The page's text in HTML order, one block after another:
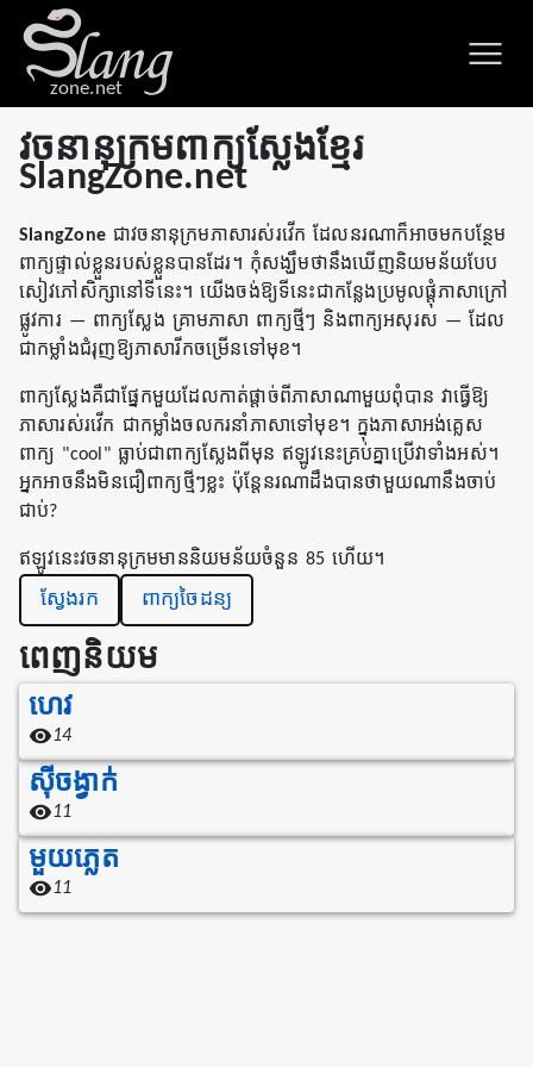
zone.net
វចនានុក្រមពាក្យស្លែងខ្មែរ
SlangZone.net
SlangZone ជាវចនានុក្រមភាសារស់រវើក ដែលនរណាក៏អាចមកបន្ថែម
ពាក្យផ្ទាល់ខ្លួនរបស់ខ្លួនបានដែរ។ កុំសង្ឃឹមថានឹងឃើញនិយមន័យបែប
សៀវភៅសិក្សានៅទីនេះ។ យើងចង់ឱ្យទីនេះជាកន្លែងប្រមូលផ្ដុំភាសាក្រៅ
ផ្លូវការ — ពាក្យស្លែង គ្រាមភាសា ពាក្យថ្មីៗ និងពាក្យអសុរស — ដែល
ជាកម្លាំងជំរុញឱ្យភាសារីកចម្រើនទៅមុខ។
ពាក្យស្លែងគឺជាផ្នែកមួយដែលកាត់ផ្ដាច់ពីភាសាណាមួយពុំបាន វាធ្វើឱ្យ
ភាសារស់រវើក ជាកម្លាំងចលករនាំភាសាទៅមុខ។ ក្នុងភាសាអង់គ្លេស
ពាក្យ "cool" ធ្លាប់ជាពាក្យស្លែងពីមុន ឥឡូវនេះគ្រប់គ្នាប្រើវាទាំងអស់។
អ្នកអាចនឹងមិនជឿពាក្យថ្មីៗខ្លះ ប៉ុន្តែនរណាដឹងបានថាមួយណានឹងចាប់
ជាប់?
ឥឡូវនេះវចនានុក្រមមាននិយមន័យចំនួន 85 ហើយ។
ស្វែងរក ពាក្យចៃដន្យ
ពេញនិយម
ហេវ
14
ស៊ីចង្វាក់
11
មួយភ្លេត
11